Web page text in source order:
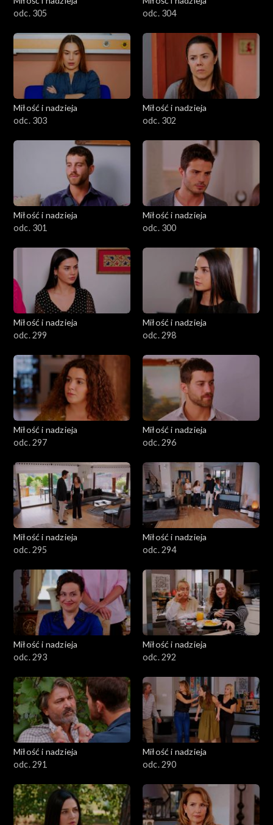
odc. 305
odc. 304
Miłość i nadzieja
odc. 303
Miłość i nadzieja
odc. 302
Miłość i nadzieja
odc. 301
Miłość i nadzieja
odc. 300
Miłość i nadzieja
odc. 299
Miłość i nadzieja
odc. 298
Miłość i nadzieja
odc. 297
Miłość i nadzieja
odc. 296
Miłość i nadzieja
odc. 295
Miłość i nadzieja
odc. 294
Miłość i nadzieja
odc. 293
Miłość i nadzieja
odc. 292
Miłość i nadzieja
odc. 291
Miłość i nadzieja
odc. 290